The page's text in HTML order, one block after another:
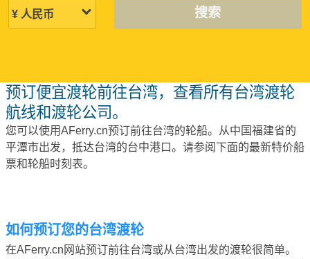
搜索
预订便宜渡轮前往台湾，查看所有台湾渡轮
航线和渡轮公司。
您可以使用AFerry.cn预订前往台湾的轮船。从中国福建省的
平潭市出发，抵达台湾的台中港口。请参阅下面的最新特价船
票和轮船时刻表。
如何预订您的台湾渡轮
在AFerry.cn网站预订前往台湾或从台湾出发的渡轮很简单。